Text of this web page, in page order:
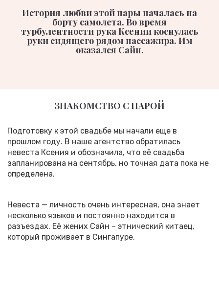
История любви этой пары началась на
борту самолета. Во время
турбулентности рука Ксении коснулась
руки сидящего рядом пассажира. Им
оказался Сайн.
ЗНАКОМСТВО С ПАРОЙ
Подготовку к этой свадьбе мы начали еще в
прошлом году. В наше агентство обратилась
невеста Ксения и обозначила, что её свадьба
запланирована на сентябрь, но точная дата пока не
определена.
Невеста — личность очень интересная, она знает
несколько языков и постоянно находится в
разъездах. Её жених Сайн – этнический китаец,
который проживает в Сингапуре.